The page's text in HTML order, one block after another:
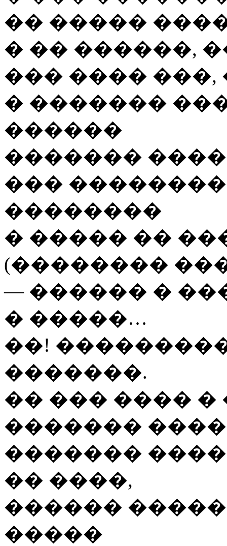
�� �����
� �� ������,
��� ���� ���,
� �������
������
�������
���
��������
� ����� ��
(��������
— ������ �
� �����…
��!
�������.
�� ��� ���� �
�������
�������
�� ����,
������
�����